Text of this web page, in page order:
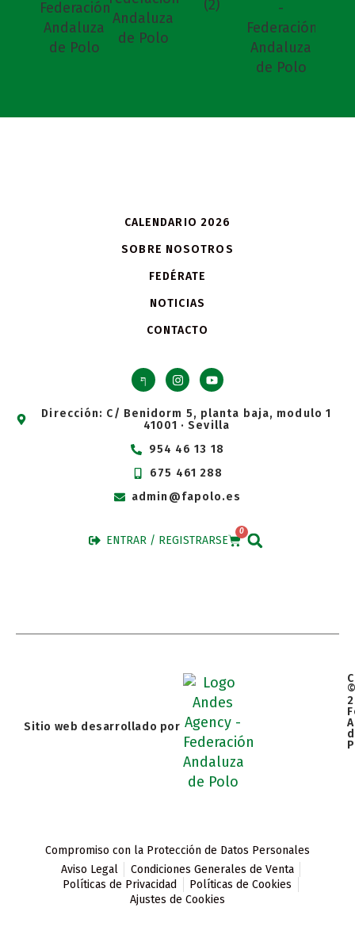
CALENDARIO 2026
SOBRE NOSOTROS
FEDÉRATE
NOTICIAS
CONTACTO
Dirección: C/ Benidorm 5, planta baja, modulo 1
41001 · Sevilla
954 46 13 18
675 461 288
admin@fapolo.es
ENTRAR / REGISTRARSE
0
Sitio web desarrollado por
Compromiso con la Protección de Datos Personales
Aviso Legal
Condiciones Generales de Venta
Políticas de Privacidad
Políticas de Cookies
Ajustes de Cookies